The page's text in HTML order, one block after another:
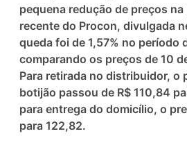
pequena redução de preços
recente do Procon, divulgada
queda foi de 1,57% no período
comparando os preços de 10
Para retirada no distribuidor, o
botijão passou de R$ 110,84
para entrega do domicílio, o
para 122,82.